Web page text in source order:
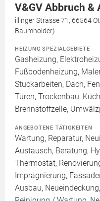
V&GV Abbruch
illinger Strasse 71, 66564
Baumholder)
HEIZUNG SPEZIALGEBIETE
Gasheizung,
Fußbodenheizung,
Stuckarbeiten, Dach,
Türen, Trockenbau,
Brennstoffzelle,
ANGEBOTENE TÄTIGKEITEN
Wartung, Reparatur,
Austausch, Beratung,
Thermostat,
Imprägnierung,
Ausbau,